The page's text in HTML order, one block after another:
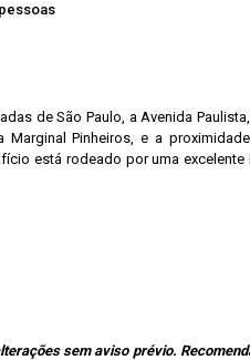
de São Paulo, a Avenida
Pinheiros, e a
está rodeado por uma
sem aviso prévio.